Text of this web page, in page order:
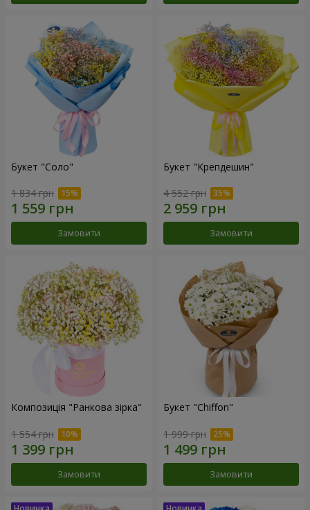
Букет "Соло"
1 834 грн
Замовити
Букет "Крепдешин"
4 552 грн
Замовити
Композиція "Ранкова зірка"
1 554 грн
Замовити
Букет "Chiffon"
1 999 грн
Замовити